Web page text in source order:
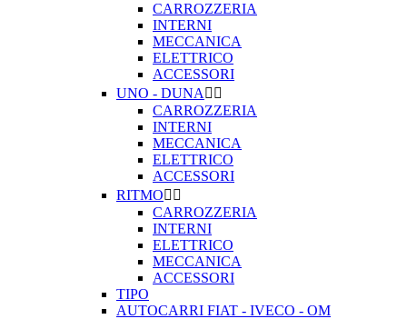
CARROZZERIA
INTERNI
MECCANICA
ELETTRICO
ACCESSORI
UNO - DUNA  
CARROZZERIA
INTERNI
MECCANICA
ELETTRICO
ACCESSORI
RITMO 
CARROZZERIA
INTERNI
ELETTRICO
MECCANICA
ACCESSORI
TIPO
AUTOCARRI FIAT - IVECO - OM